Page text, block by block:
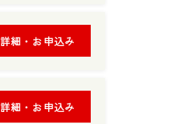
詳細・お申込み
詳細・お申込み